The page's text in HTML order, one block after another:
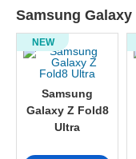
Samsung Galaxy
NEW
Samsung
Galaxy Z Fold8
Ultra